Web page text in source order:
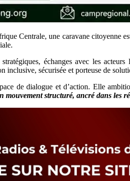
Centrale, une caravane citoyenne
échanges avec les
inclusive, sécurisée et porteuse de
de dialogue et d’action. Elle
mouvement structuré, ancré dans les